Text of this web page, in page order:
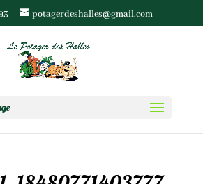
potagerdeshalles@gmail.com